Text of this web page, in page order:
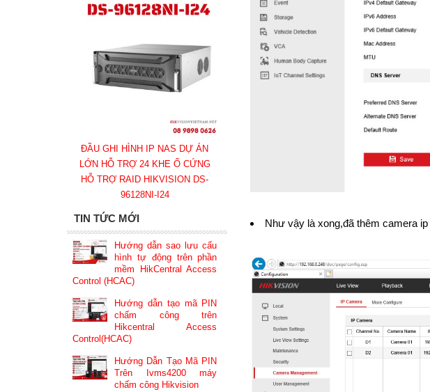
Như vậy là xong,đã thêm camera
ĐẦU GHI HÌNH IP NAS DỰ ÁN
LỚN HỖ TRỢ 24 KHE Ổ CỨNG
HỖ TRỢ RAID HIKVISION DS-
96128NI-I24
TIN TỨC MỚI
Hướng dẫn sao lưu cấu
hình tự động trên phần
mềm HikCentral Access
Control (HCAC)
Hướng dẫn tạo mã PIN
chấm công trên
Hikcentral Access
Control(HCAC)
Hướng Dẫn Tạo Mã PIN
Trên Ivms4200 máy
chấm công Hikvision